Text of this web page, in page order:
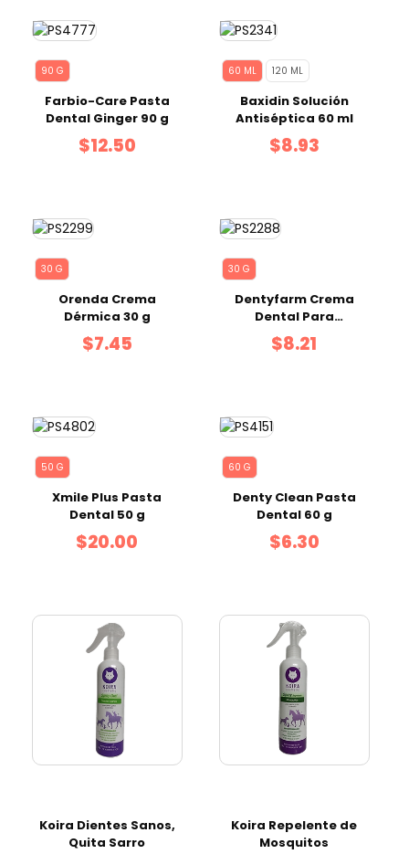
90 G
Farbio-Care Pasta
Dental Ginger 90 g
$12.50
60 ML 120 ML
Baxidin Solución
Antiséptica 60 ml
$8.93
30 G
Orenda Crema
Dérmica 30 g
$7.45
30 G
Dentyfarm Crema
Dental Para
Mascotas 30 g
$8.21
50 G
Xmile Plus Pasta
Dental 50 g
$20.00
60 G
Denty Clean Pasta
Dental 60 g
$6.30
Koira Dientes Sanos,
Quita Sarro
Koira Repelente de
Mosquitos